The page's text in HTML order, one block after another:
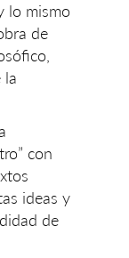
lo mismo
de
la
con
ideas y
de